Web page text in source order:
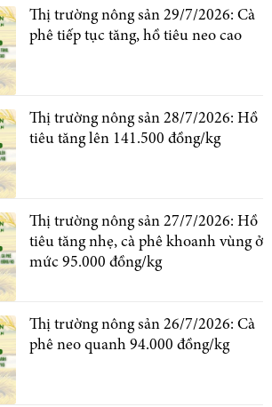
Thị trường nông sản 29/7/2026: Cà
phê tiếp tục tăng, hồ tiêu neo cao
Thị trường nông sản 28/7/2026: Hồ
tiêu tăng lên 141.500 đồng/kg
Thị trường nông sản 27/7/2026: Hồ
tiêu tăng nhẹ, cà phê khoanh vùng ở
mức 95.000 đồng/kg
Thị trường nông sản 26/7/2026: Cà
phê neo quanh 94.000 đồng/kg